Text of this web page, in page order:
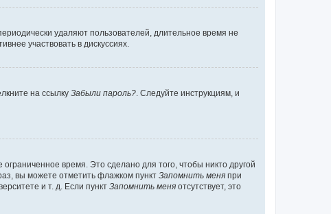
удаляют пользователей, длительное время не
участвовать в дискуссиях.
на ссылку Забыли пароль? . Следуйте инструкциям, и
время. Это сделано для того, чтобы никто другой
вы можете отметить флажком пункт Запомнить меня при
и т. д. Если пункт Запомнить меня отсутствует, это